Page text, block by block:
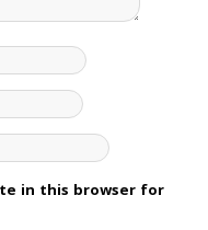
in this browser for